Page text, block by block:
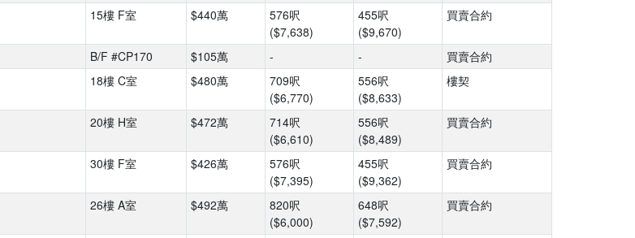
15樓 F室 $440萬
576呎
($7,638)
455呎
($9,670)
買賣合約
B/F #CP170 $105萬 - -
買賣合約
18樓 C室 $480萬
709呎
($6,770)
556呎
($8,633)
樓契
20樓 H室 $472萬
714呎
($6,610)
556呎
($8,489)
買賣合約
30樓 F室 $426萬
576呎
($7,395)
455呎
($9,362)
買賣合約
26樓 A室 $492萬
820呎
($6,000)
648呎
($7,592)
買賣合約